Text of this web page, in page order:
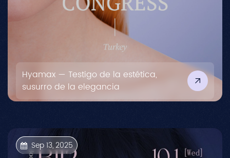
Hyamax — Testigo de la estética,
susurro de la elegancia
Sep 13, 2025